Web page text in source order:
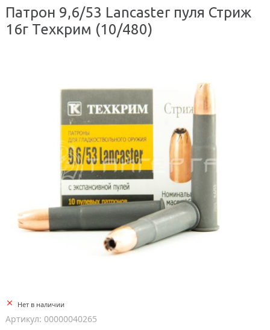
Патрон 9,6/53 Lancaster пуля Стриж
16г Техкрим (10/480)
Нет в наличии
Артикул: 00000040265